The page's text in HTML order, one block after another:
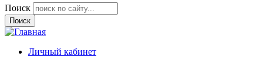
Поиск
Личный кабинет